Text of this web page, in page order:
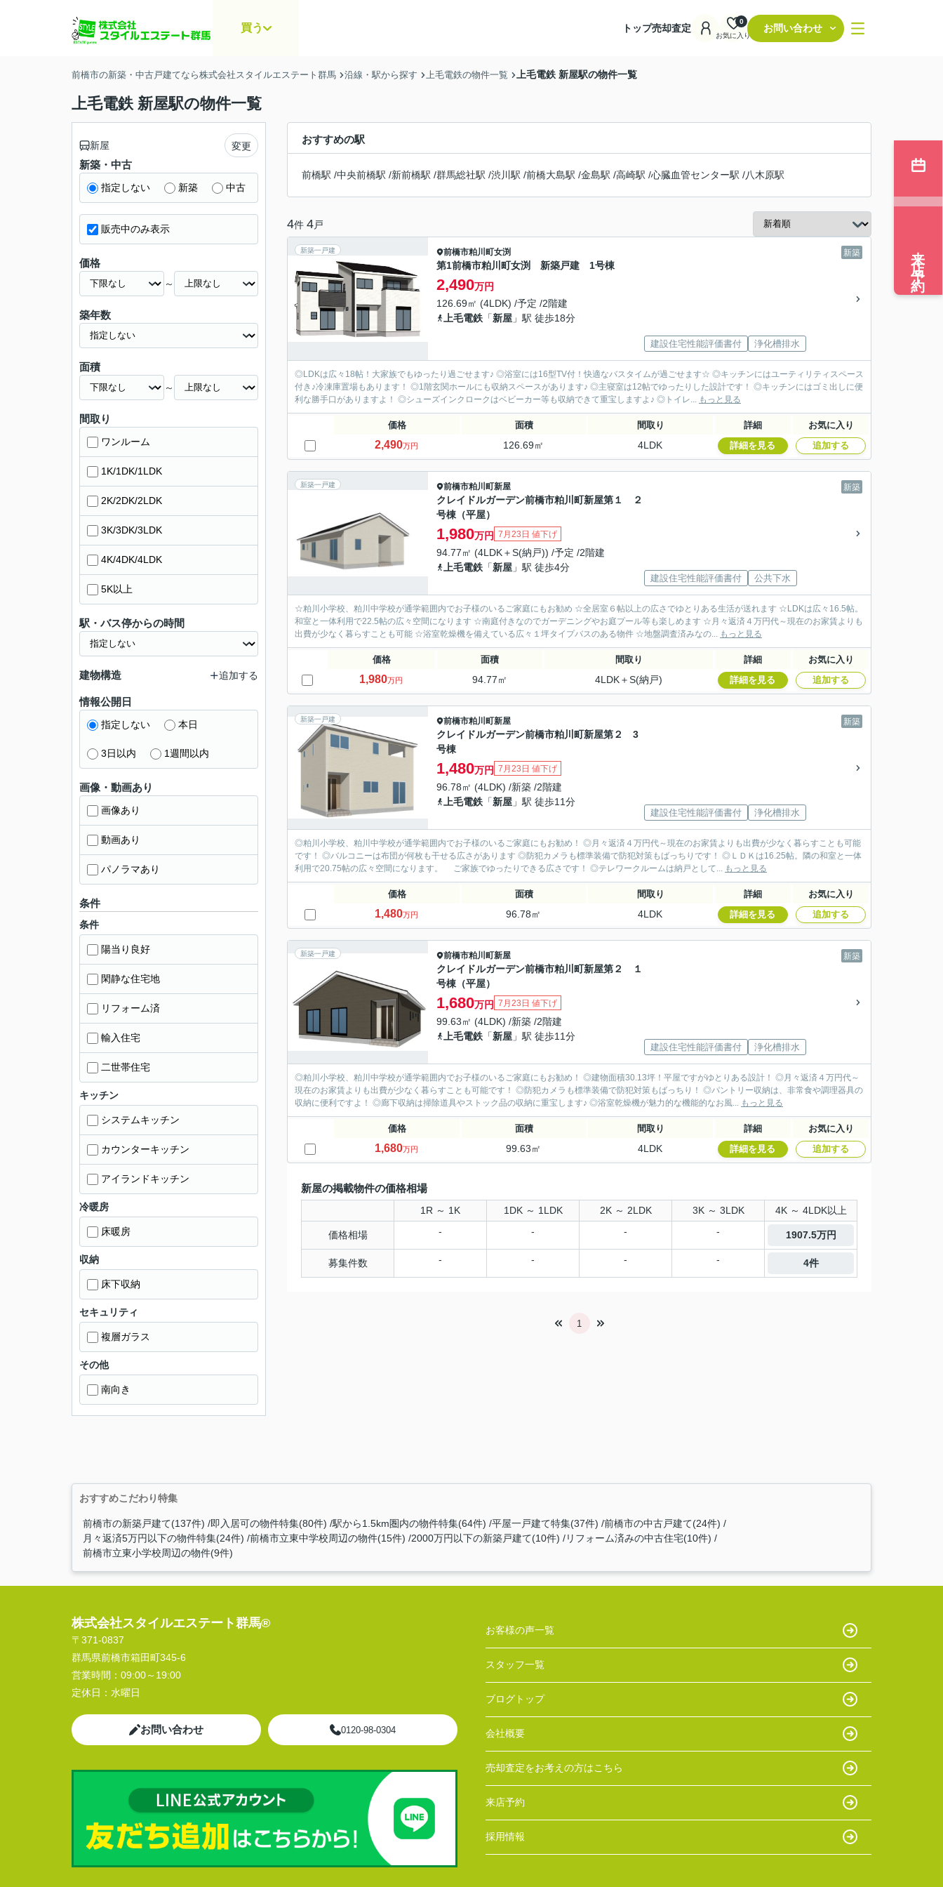
買う トップ売却査定
お気に入り
0
お問い合わせ
前橋市の新築・中古戸建てなら株式会社スタイルエステート群馬 沿線・駅から探す 上毛電鉄の物件一覧 上毛電鉄 新屋駅の物件一覧
上毛電鉄 新屋駅の物件一覧
おすすめの駅
前橋駅 /中央前橋駅 /新前橋駅 /群馬総社駅 /渋川駅 /前橋大島駅 /金島駅 /高崎駅 /心臓血管センター駅 /八木原駅
4件 4戸
新築一戸建 新築
前橋市粕川町女渕
第1前橋市粕川町女渕 新築戸建 1号棟
2,490万円
126.69㎡ (4LDK) /予定 /2階建
上毛電鉄 「新屋 」駅 徒歩18分
建設住宅性能評価書付 浄化槽排水
◎LDKは広々18帖！大家族でもゆったり過ごせます♪ ◎浴室には16型TV付！快適なバスタイムが過ごせます☆ ◎キッチンにはユーティリティスペース
付き♪冷凍庫置場もあります！ ◎1階玄関ホールにも収納スペースがあります♪ ◎主寝室は12帖でゆったりした設計です！ ◎キッチンにはゴミ出しに便
利な勝手口がありますよ！ ◎シューズインクロークはベビーカー等も収納できて重宝しますよ♪ ◎トイレ... もっと見る
価格 面積 間取り 詳細 お気に入り
2,490万円 126.69㎡ 4LDK 詳細を見る 追加する
新築一戸建 新築
前橋市粕川町新屋
クレイドルガーデン前橋市粕川町新屋第１ ２
号棟（平屋）
1,980万円 7月23日 値下げ
94.77㎡ (4LDK＋S(納戸)) /予定 /2階建
上毛電鉄 「新屋 」駅 徒歩4分
建設住宅性能評価書付 公共下水
☆粕川小学校、粕川中学校が通学範囲内でお子様のいるご家庭にもお勧め ☆全居室６帖以上の広さでゆとりある生活が送れます ☆LDKは広々16.5帖。
和室と一体利用で22.5帖の広々空間になります ☆南庭付きなのでガーデニングやお庭プール等も楽しめます ☆月々返済４万円代～現在のお家賃よりも
出費が少なく暮らすことも可能 ☆浴室乾燥機を備えている広々１坪タイプバスのある物件 ☆地盤調査済みなの... もっと見る
価格 面積 間取り 詳細 お気に入り
1,980万円 94.77㎡ 4LDK＋S(納戸) 詳細を見る 追加する
新築一戸建 新築
前橋市粕川町新屋
クレイドルガーデン前橋市粕川町新屋第２ 3
号棟
1,480万円 7月23日 値下げ
96.78㎡ (4LDK) /新築 /2階建
上毛電鉄 「新屋 」駅 徒歩11分
建設住宅性能評価書付 浄化槽排水
◎粕川小学校、粕川中学校が通学範囲内でお子様のいるご家庭にもお勧め！ ◎月々返済４万円代～現在のお家賃よりも出費が少なく暮らすことも可能
です！ ◎バルコニーは布団が何枚も干せる広さがあります ◎防犯カメラも標準装備で防犯対策もばっちりです！ ◎ＬＤＫは16.25帖。隣の和室と一体
利用で20.75帖の広々空間になります。 ご家族でゆったりできる広さです！ ◎テレワークルームは納戸として... もっと見る
価格 面積 間取り 詳細 お気に入り
1,480万円 96.78㎡ 4LDK 詳細を見る 追加する
新築一戸建 新築
前橋市粕川町新屋
クレイドルガーデン前橋市粕川町新屋第２ １
号棟（平屋）
1,680万円 7月23日 値下げ
99.63㎡ (4LDK) /新築 /2階建
上毛電鉄 「新屋 」駅 徒歩11分
建設住宅性能評価書付 浄化槽排水
◎粕川小学校、粕川中学校が通学範囲内でお子様のいるご家庭にもお勧め！ ◎建物面積30.13坪！平屋ですがゆとりある設計！ ◎月々返済４万円代～
現在のお家賃よりも出費が少なく暮らすことも可能です！ ◎防犯カメラも標準装備で防犯対策もばっちり！ ◎パントリー収納は、非常食や調理器具の
収納に便利ですよ！ ◎廊下収納は掃除道具やストック品の収納に重宝します♪ ◎浴室乾燥機が魅力的な機能的なお風... もっと見る
価格 面積 間取り 詳細 お気に入り
1,680万円 99.63㎡ 4LDK 詳細を見る 追加する
新屋の掲載物件の価格相場
1R ～ 1K 1DK ～ 1LDK 2K ～ 2LDK 3K ～ 3LDK 4K ～ 4LDK以上
価格相場 - - - - 1907.5万円
募集件数 - - - - 4件
1
新屋 変更
新築・中古
指定しない 新築 中古
販売中のみ表示
価格
～
築年数
面積
～
間取り
ワンルーム
1K/1DK/1LDK
2K/2DK/2LDK
3K/3DK/3LDK
4K/4DK/4LDK
5K以上
駅・バス停からの時間
建物構造 追加する
情報公開日
指定しない 本日
3日以内 1週間以内
画像・動画あり
画像あり
動画あり
パノラマあり
条件
条件
陽当り良好
閑静な住宅地
リフォーム済
輸入住宅
二世帯住宅
キッチン
システムキッチン
カウンターキッチン
アイランドキッチン
冷暖房
床暖房
収納
床下収納
セキュリティ
複層ガラス
その他
南向き
おすすめこだわり特集
前橋市の新築戸建て(137件) 即入居可の物件特集(80件) 駅から1.5km圏内の物件特集(64件) 平屋一戸建て特集(37件) 前橋市の中古戸建て(24件)
月々返済5万円以下の物件特集(24件) 前橋市立東中学校周辺の物件(15件) 2000万円以下の新築戸建て(10件)
リフォーム済みの中古住宅(10件)
前橋市立東小学校周辺の物件(9件)
来店予約
株式会社スタイルエステート群馬®
〒371-0837
群馬県前橋市箱田町345-6
営業時間： 09:00～19:00
定休日： 水曜日
お問い合わせ 0120-98-0304
お客様の声一覧
スタッフ一覧
ブログトップ
会社概要
売却査定をお考えの方はこちら
来店予約
採用情報